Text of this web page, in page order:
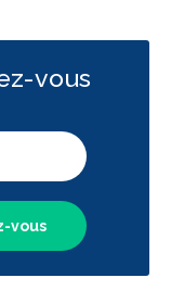
vous
vous